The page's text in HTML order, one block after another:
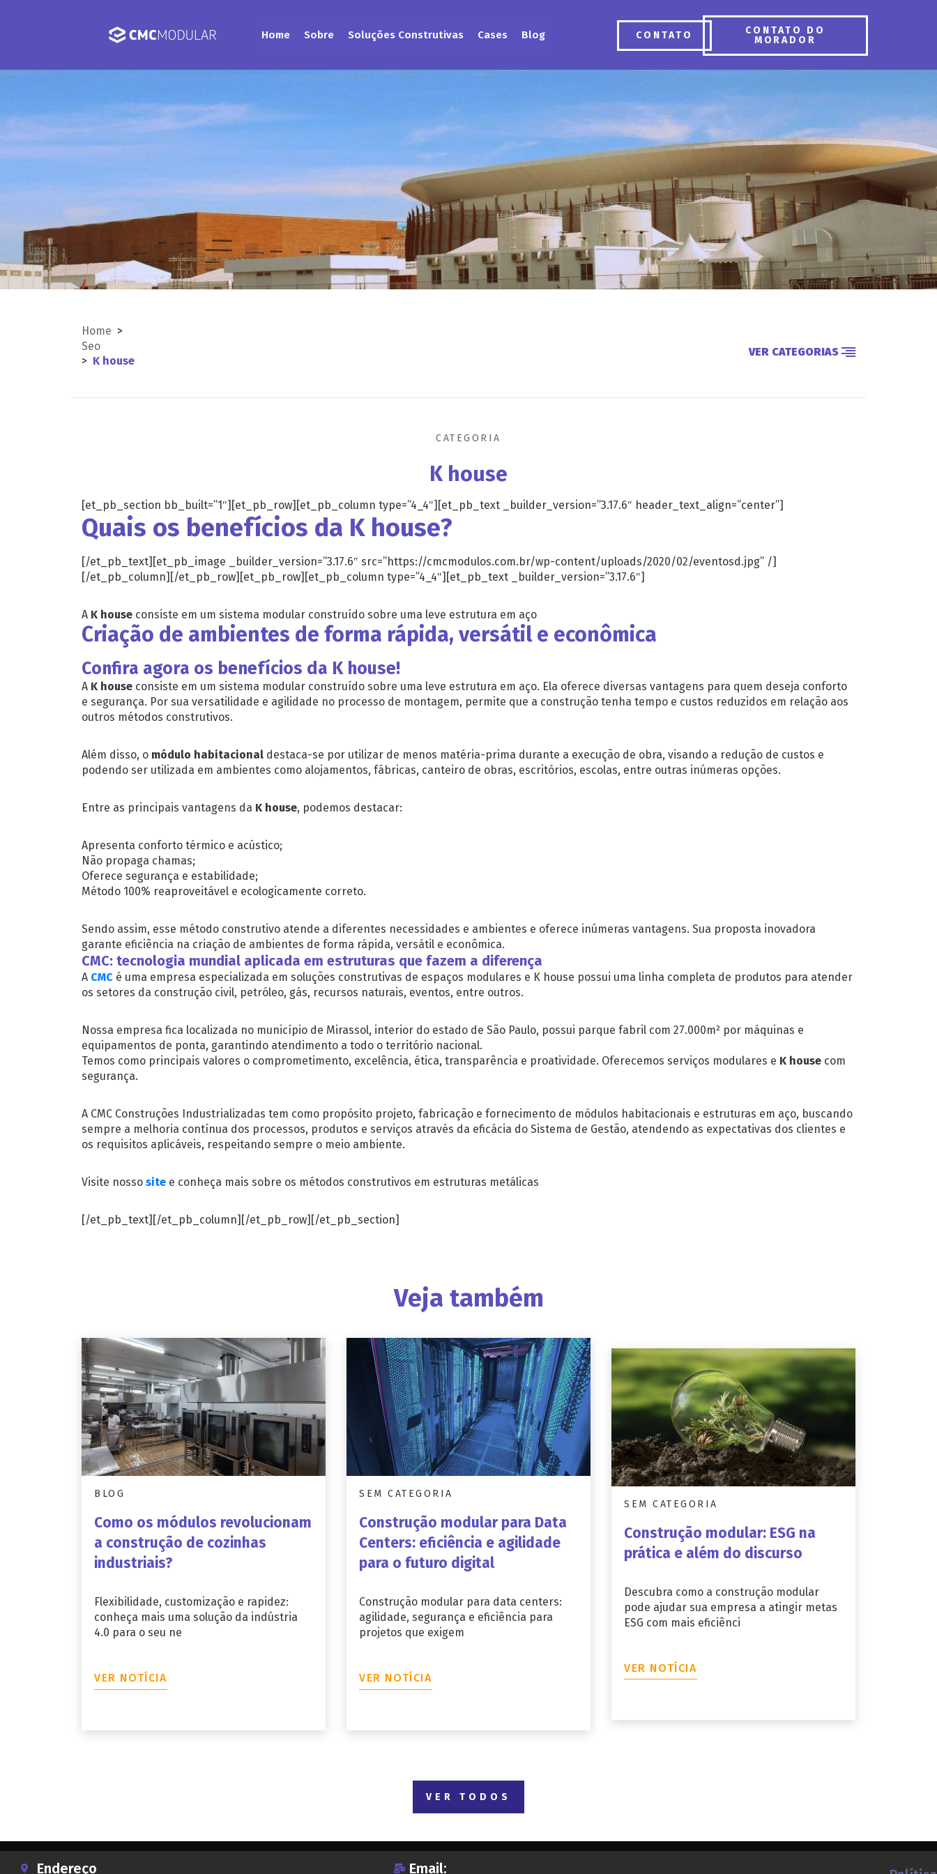
Home Sobre Soluções Construtivas Cases Blog CONTATO
CONTATO DO
MORADOR
Home >
Seo
> K house
VER CATEGORIAS
CATEGORIA
K house
[et_pb_section bb_built=”1″][et_pb_row][et_pb_column type=”4_4″][et_pb_text _builder_version=”3.17.6″ header_text_align=”center”]
Quais os benefícios da K house?
[/et_pb_text][et_pb_image _builder_version=”3.17.6″ src=”https://cmcmodulos.com.br/wp-content/uploads/2020/02/eventosd.jpg” /]
[/et_pb_column][/et_pb_row][et_pb_row][et_pb_column type=”4_4″][et_pb_text _builder_version=”3.17.6″]
A K house consiste em um sistema modular construído sobre uma leve estrutura em aço
Criação de ambientes de forma rápida, versátil e econômica
Confira agora os benefícios da K house!
A K house consiste em um sistema modular construído sobre uma leve estrutura em aço. Ela oferece diversas vantagens para quem deseja conforto
e segurança. Por sua versatilidade e agilidade no processo de montagem, permite que a construção tenha tempo e custos reduzidos em relação aos
outros métodos construtivos.
Além disso, o módulo habitacional destaca-se por utilizar de menos matéria-prima durante a execução de obra, visando a redução de custos e
podendo ser utilizada em ambientes como alojamentos, fábricas, canteiro de obras, escritórios, escolas, entre outras inúmeras opções.
Entre as principais vantagens da K house, podemos destacar:
Apresenta conforto térmico e acústico;
Não propaga chamas;
Oferece segurança e estabilidade;
Método 100% reaproveitável e ecologicamente correto.
Sendo assim, esse método construtivo atende a diferentes necessidades e ambientes e oferece inúmeras vantagens. Sua proposta inovadora
garante eficiência na criação de ambientes de forma rápida, versátil e econômica.
CMC: tecnologia mundial aplicada em estruturas que fazem a diferença
A CMC é uma empresa especializada em soluções construtivas de espaços modulares e K house possui uma linha completa de produtos para atender
os setores da construção civil, petróleo, gás, recursos naturais, eventos, entre outros.
Nossa empresa fica localizada no município de Mirassol, interior do estado de São Paulo, possui parque fabril com 27.000m² por máquinas e
equipamentos de ponta, garantindo atendimento a todo o território nacional.
Temos como principais valores o comprometimento, excelência, ética, transparência e proatividade. Oferecemos serviços modulares e K house com
segurança.
A CMC Construções Industrializadas tem como propósito projeto, fabricação e fornecimento de módulos habitacionais e estruturas em aço, buscando
sempre a melhoria contínua dos processos, produtos e serviços através da eficácia do Sistema de Gestão, atendendo as expectativas dos clientes e
os requisitos aplicáveis, respeitando sempre o meio ambiente.
Visite nosso site e conheça mais sobre os métodos construtivos em estruturas metálicas
[/et_pb_text][/et_pb_column][/et_pb_row][/et_pb_section]
Veja também
BLOG
Como os módulos revolucionam
a construção de cozinhas
industriais?
Flexibilidade, customização e rapidez:
conheça mais uma solução da indústria
4.0 para o seu ne
VER NOTÍCIA
SEM CATEGORIA
Construção modular para Data
Centers: eficiência e agilidade
para o futuro digital
Construção modular para data centers:
agilidade, segurança e eficiência para
projetos que exigem
VER NOTÍCIA
SEM CATEGORIA
Construção modular: ESG na
prática e além do discurso
Descubra como a construção modular
pode ajudar sua empresa a atingir metas
ESG com mais eficiênci
VER NOTÍCIA
VER TODOS
Endereço Email: